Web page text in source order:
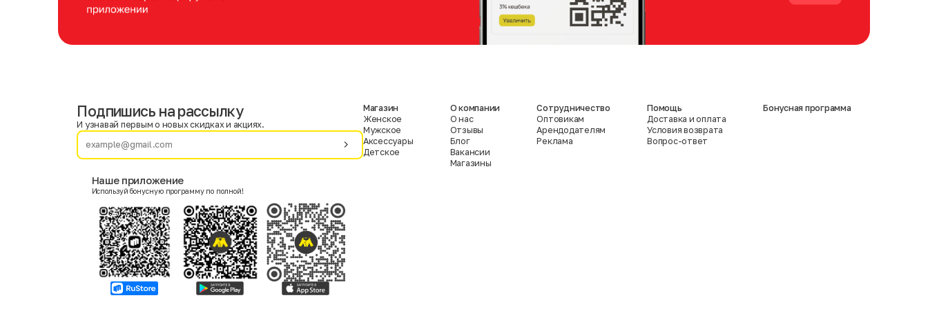
Фамилия
Женский
Согласие на получение чеков по электронной почте
Подпишись на рассылку
И узнавай первым о новых скидках и акциях.
Наше приложение
Используй бонусную программу по полной!
Магазин
Женское
Мужское
Аксессуары
Детское
О компании
О нас
Отзывы
Блог
Вакансии
Магазины
Сотрудничество
Оптовикам
Арендодателям
Реклама
Помощь
Доставка и оплата
Условия возврата
Вопрос-ответ
Бонусная программа